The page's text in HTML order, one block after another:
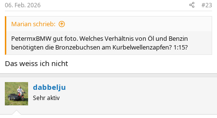
06. Feb. 2026 #23
Marian schrieb:
PetermxBMW gut foto. Welches Verhältnis von Öl und Benzin
benötigten die Bronzebuchsen am Kurbelwellenzapfen? 1:15?
Das weiss ich nicht
dabbelju
Sehr aktiv